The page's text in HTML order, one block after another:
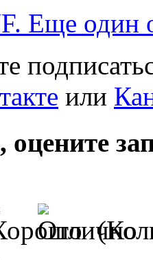
Еще один
или